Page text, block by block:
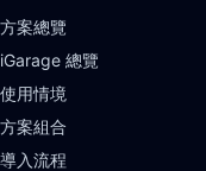
方案總覽
iGarage 總覽
使用情境
方案組合
導入流程